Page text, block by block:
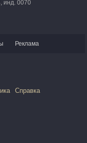
инд. 0070
Реклама
Справка